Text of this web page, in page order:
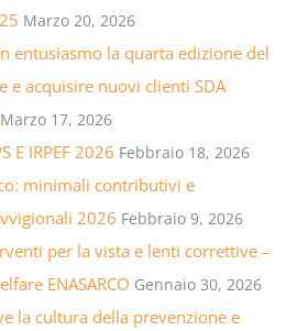
Marzo 20, 2026
entusiasmo la quarta edizione del
e acquisire nuovi clienti SDA
Marzo 17, 2026
E IRPEF 2026 Febbraio 18, 2026
minimali contributivi e
2026 Febbraio 9, 2026
per la vista e lenti correttive –
ENASARCO Gennaio 30, 2026
la cultura della prevenzione e